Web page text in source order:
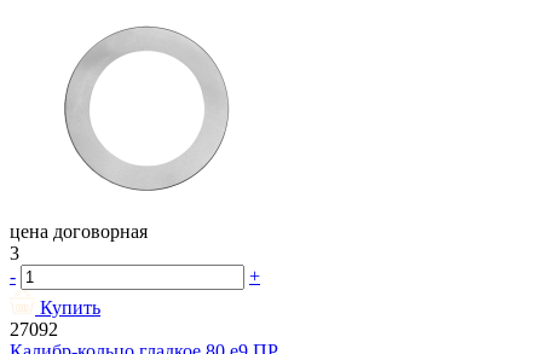
цена договорная
3
-
+
Купить
27092